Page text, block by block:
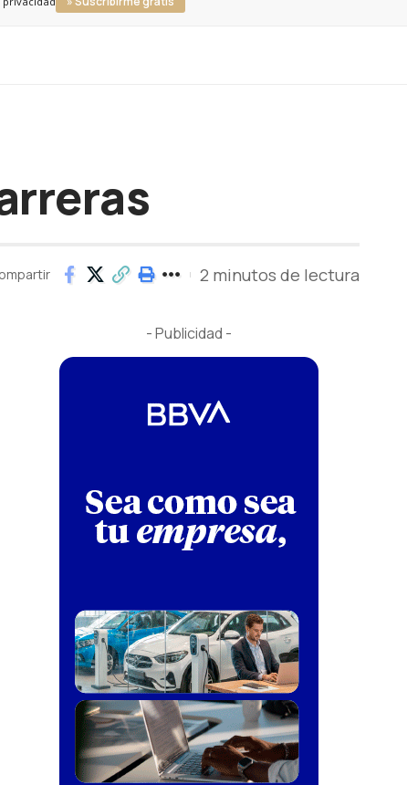
2 minutos de lectura
- Publicidad -